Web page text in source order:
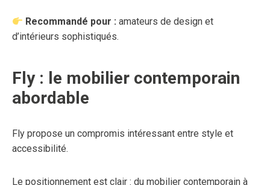
Recommandé pour : amateurs de design et
d’intérieurs sophistiqués.
Fly : le mobilier contemporain
abordable
Fly propose un compromis intéressant entre style et
accessibilité.
Le positionnement est clair : du mobilier contemporain à